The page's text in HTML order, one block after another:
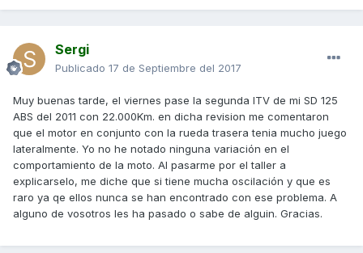
Sergi
Publicado 17 de Septiembre del 2017
Muy buenas tarde, el viernes pase la segunda ITV de mi SD 125
ABS del 2011 con 22.000Km. en dicha revision me comentaron
que el motor en conjunto con la rueda trasera tenia mucho juego
lateralmente. Yo no he notado ninguna variación en el
comportamiento de la moto. Al pasarme por el taller a
explicarselo, me diche que si tiene mucha oscilación y que es
raro ya qe ellos nunca se han encontrado con ese problema. A
alguno de vosotros les ha pasado o sabe de alguin. Gracias.